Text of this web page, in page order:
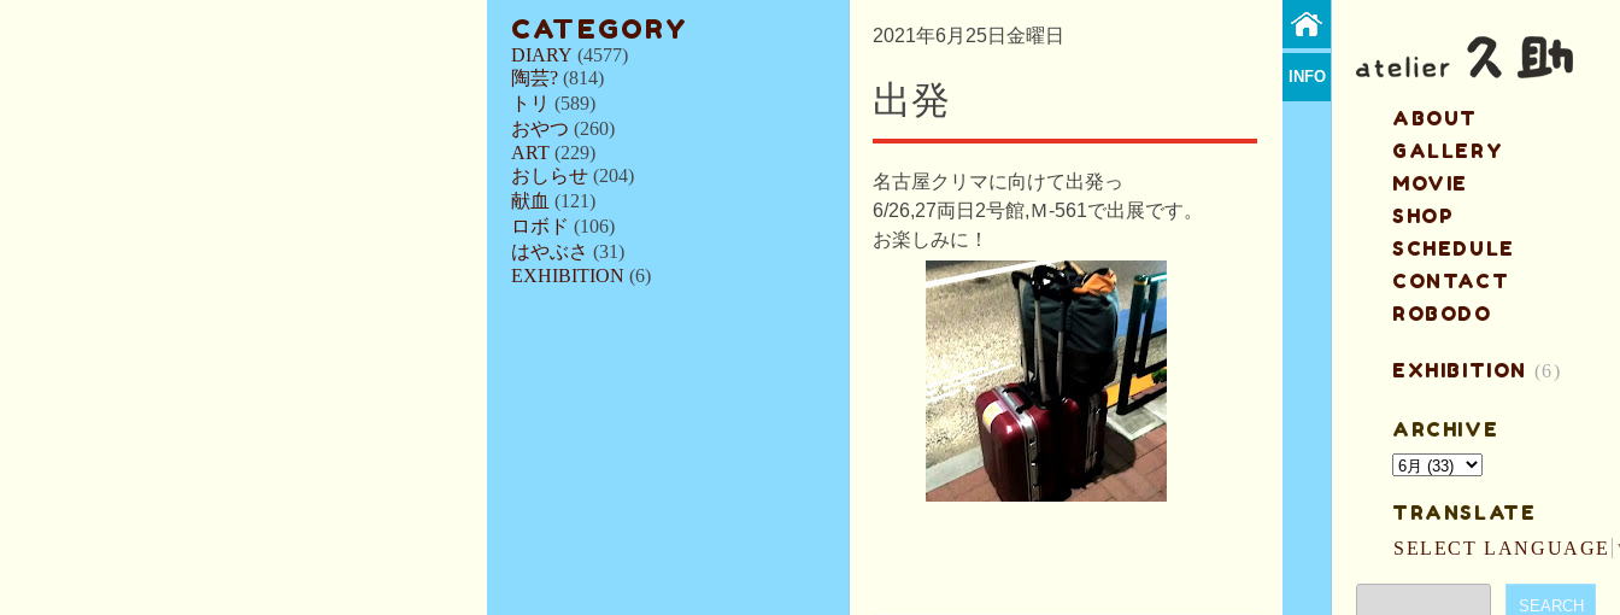
CATEGORY
DIARY (4577)
陶芸? (814)
トリ (589)
おやつ (260)
ART (229)
おしらせ (204)
献血 (121)
ロボド (106)
はやぶさ (31)
EXHIBITION (6)
2021年6月25日金曜日
出発
名古屋クリマに向けて出発っ
6/26,27両日2号館,Ｍ-561で出展です。
お楽しみに！
INFO
ABOUT
GALLERY
MOVIE
SHOP
SCHEDULE
CONTACT
ROBODO
EXHIBITION (6)
ARCHIVE
TRANSLATE
SELECT LANGUAGE